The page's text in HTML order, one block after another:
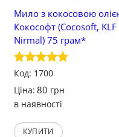
Мило з кокосовою
Кокософт (Cocosoft, KLF
Nirmal) 75 грам*
Оцінено в
Код: 1700
Ціна: 80 грн
в наявності
КУПИТИ